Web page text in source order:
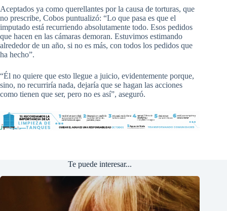
Aceptados ya como querellantes por la causa de torturas, que
no prescribe, Cobos puntualizó: “Lo que pasa es que el
imputado está recurriendo absolutamente todo. Esos pedidos
que hacen en las cámaras demoran. Estuvimos estimando
alrededor de un año, si no es más, con todos los pedidos que
ha hecho”.
“Él no quiere que esto llegue a juicio, evidentemente porque,
sino, no recurriría nada, dejaría que se hagan las acciones
como tienen que ser, pero no es así”, aseguró.
Te puede interesar...